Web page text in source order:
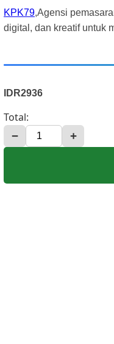
KPK79,Agensi
digital, dan kreatif untuk
IDR2936
Total:
− +